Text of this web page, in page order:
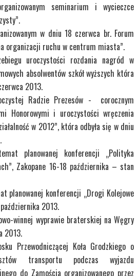
seminarium i wycieczce
w dniu 18 czerwca br. Forum
organizacji ruchu w centrum miasta”.
uroczystości rozdania nagród w
absolwentów szkół wyższych która
2013.
Radzie Prezesów - corocznym
Honorowymi i uroczystości wręczenia
w 2012”, która odbyła się w dniu
planowanej konferencji „Polityka
Zakopane 16-18 października – stan
planowanej konferencji „Drogi Kolejowe
2013.
winnej wyprawie braterskiej na Węgry
2013.
Przewodniczącej Koła Grodzkiego o
transportu podczas wyjazdu
do Zamościa organizowanego przez